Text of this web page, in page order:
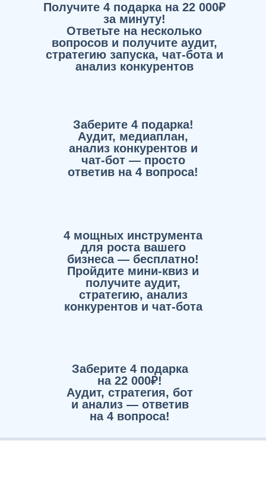
Получите 4 подарка на 22 000₽
за минуту!
Ответьте на несколько
вопросов и получите аудит,
стратегию запуска, чат-бота и
анализ конкурентов
Заберите 4 подарка!
Аудит, медиаплан,
анализ конкурентов и
чат-бот — просто
ответив на 4 вопроса!
4 мощных инструмента
для роста вашего
бизнеса — бесплатно!
Пройдите мини-квиз и
получите аудит,
стратегию, анализ
конкурентов и чат-бота
Заберите 4 подарка
на 22 000₽!
Аудит, стратегия, бот
и анализ — ответив
на 4 вопроса!